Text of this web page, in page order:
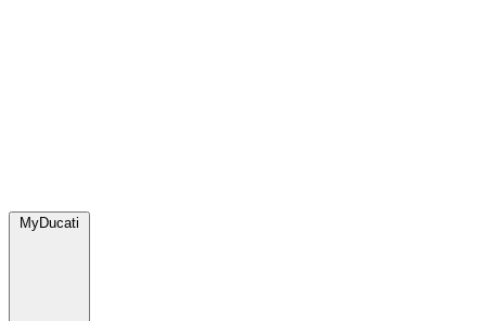
MyDucati